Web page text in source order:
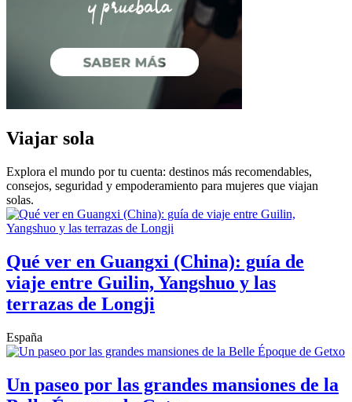
Viajar sola
Explora el mundo por tu cuenta: destinos más recomendables,
consejos, seguridad y empoderamiento para mujeres que viajan
solas.
Qué ver en Guangxi (China): guía de
viaje entre Guilin, Yangshuo y las
terrazas de Longji
España
Un paseo por las grandes mansiones de la